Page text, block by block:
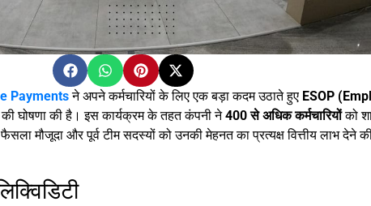
Paymentsने अपने कर्मचारियों के लिए एक बड़ा कदम उठाते हुए ESOP
घोषणा की है। इस कार्यक्रम के तहत कंपनी ने400 से अधिक कर्मचारियोंको
मौजूदा और पूर्व टीम सदस्यों को उनकी मेहनत का प्रत्यक्ष वित्तीय लाभ देने